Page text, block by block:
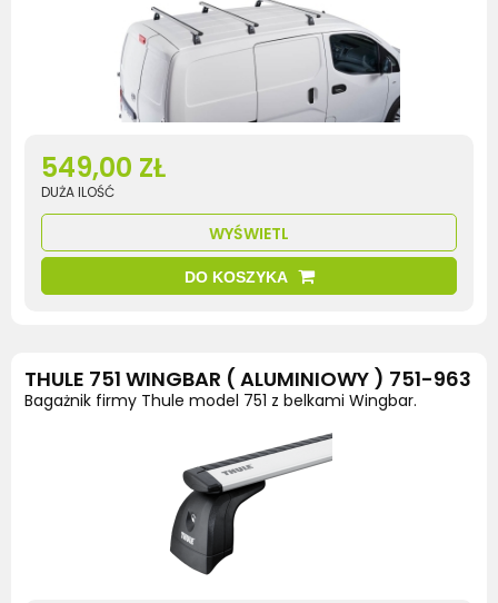
549,00 ZŁ
DUŻA ILOŚĆ
WYŚWIETL
DO KOSZYKA
THULE 751 WINGBAR ( ALUMINIOWY ) 751-963
Bagażnik firmy Thule model 751 z belkami Wingbar.